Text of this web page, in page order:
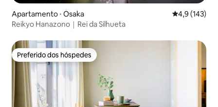
Apartamento ⋅ Osaka 4,9 de uma
4,9 (143)
Reikyo Hanazono｜Rei da Silhueta
Preferido dos hóspedes
Preferido dos hóspedes